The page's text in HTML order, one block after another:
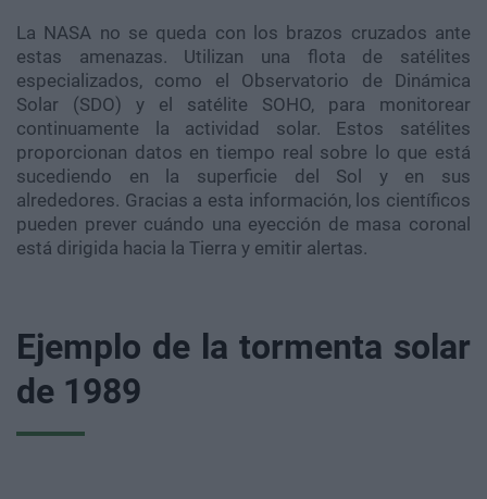
La NASA no se queda con los brazos cruzados ante
estas amenazas. Utilizan una flota de satélites
especializados, como el Observatorio de Dinámica
Solar (SDO) y el satélite SOHO, para monitorear
continuamente la actividad solar. Estos satélites
proporcionan datos en tiempo real sobre lo que está
sucediendo en la superficie del Sol y en sus
alrededores. Gracias a esta información, los científicos
pueden prever cuándo una eyección de masa coronal
está dirigida hacia la Tierra y emitir alertas.
Ejemplo de la tormenta solar
de 1989